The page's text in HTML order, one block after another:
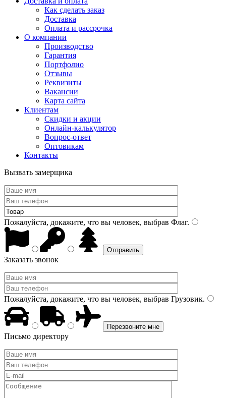
Как сделать заказ
Доставка
Оплата и рассрочка
О компании
Производство
Гарантия
Портфолио
Отзывы
Реквизиты
Вакансии
Карта сайта
Клиентам
Скидки и акции
Онлайн-калькулятор
Вопрос-ответ
Оптовикам
Контакты
Вызвать замерщика
Пожалуйста, докажите, что вы человек, выбрав Флаг.
Заказать звонок
Пожалуйста, докажите, что вы человек, выбрав Грузовик.
Письмо директору